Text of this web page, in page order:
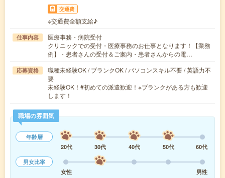
交通費
※交通費全額支給♪
仕事内容
医療事務・病院受付
クリニックでの受付・医療事務のお仕事となります！【業務
例】・患者さんの受付＆ご案内・患者さんからの電…
応募資格
職種未経験OK / ブランクOK / パソコンスキル不要 / 英語力不
要
未経験OK！#初めての派遣歓迎！※ブランクがある方も歓迎
します！
職場の雰囲気
年齢層
20代
30代 40代 50代
60代
男女比率
女性
男性